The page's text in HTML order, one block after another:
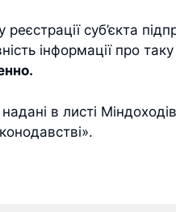
суб’єкта
інформації про
надані в листі